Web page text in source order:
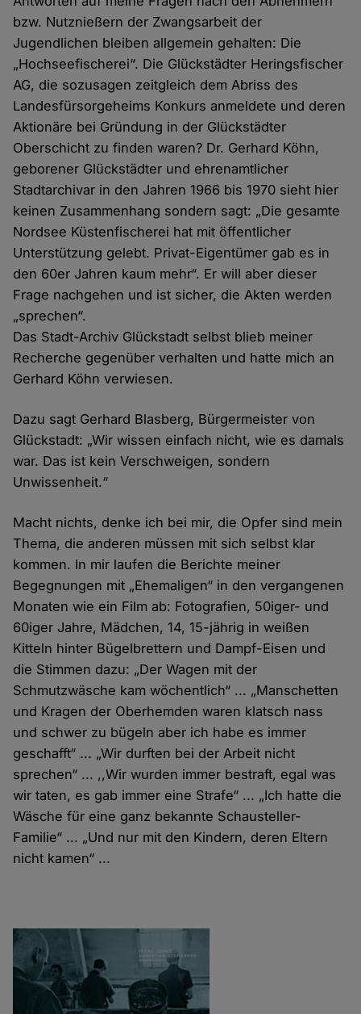
bzw. Nutznießern der Zwangsarbeit der
Jugendlichen bleiben allgemein gehalten: Die
„Hochseefischerei“. Die Glückstädter Heringsfischer
AG, die sozusagen zeitgleich dem Abriss des
Landesfürsorgeheims Konkurs anmeldete und deren
Aktionäre bei Gründung in der Glückstädter
Oberschicht zu finden waren? Dr. Gerhard Köhn,
geborener Glückstädter und ehrenamtlicher
Stadtarchivar in den Jahren 1966 bis 1970 sieht hier
keinen Zusammenhang sondern sagt: „Die gesamte
Nordsee Küstenfischerei hat mit öffentlicher
Unterstützung gelebt. Privat-Eigentümer gab es in
den 60er Jahren kaum mehr“. Er will aber dieser
Frage nachgehen und ist sicher, die Akten werden
„sprechen“.
Das Stadt-Archiv Glückstadt selbst blieb meiner
Recherche gegenüber verhalten und hatte mich an
Gerhard Köhn verwiesen.
Dazu sagt Gerhard Blasberg, Bürgermeister von
Glückstadt: „Wir wissen einfach nicht, wie es damals
war. Das ist kein Verschweigen, sondern
Unwissenheit.“
Macht nichts, denke ich bei mir, die Opfer sind mein
Thema, die anderen müssen mit sich selbst klar
kommen. In mir laufen die Berichte meiner
Begegnungen mit „Ehemaligen“ in den vergangenen
Monaten wie ein Film ab: Fotografien, 50iger- und
60iger Jahre, Mädchen, 14, 15-jährig in weißen
Kitteln hinter Bügelbrettern und Dampf-Eisen und
die Stimmen dazu: „Der Wagen mit der
Schmutzwäsche kam wöchentlich“ ... „Manschetten
und Kragen der Oberhemden waren klatsch nass
und schwer zu bügeln aber ich habe es immer
geschafft“ ... „Wir durften bei der Arbeit nicht
sprechen“ ... ,,Wir wurden immer bestraft, egal was
wir taten, es gab immer eine Strafe“ ... „Ich hatte die
Wäsche für eine ganz bekannte Schausteller-
Familie“ ... „Und nur mit den Kindern, deren Eltern
nicht kamen“ ...